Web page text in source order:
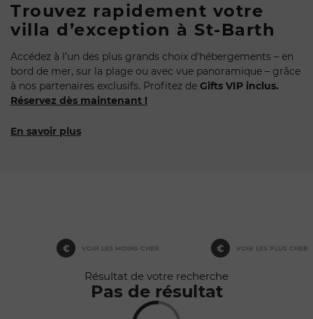
Trouvez rapidement votre
villa d’exception à St-Barth
Accédez à l’un des plus grands choix d'hébergements – en
bord de mer, sur la plage ou avec vue panoramique – grâce
à nos partenaires exclusifs. Profitez de Gifts VIP inclus.
Réservez dès maintenant !
En savoir plus
VOIR LES MOINS CHER VOIR LES PLUS CHER
Résultat de votre recherche
Pas de résultat